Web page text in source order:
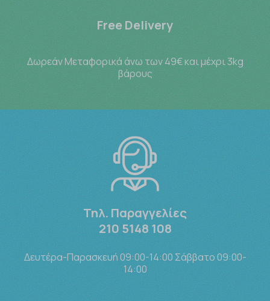
Free Delivery
Δωρεάν Μεταφορικά άνω των 49€ και μέχρι 3kg
βάρους
Τηλ. Παραγγελίες
210 5148 108
Δευτέρα-Παρασκευή 09:00-14:00 Σάββατο 09:00-
14:00